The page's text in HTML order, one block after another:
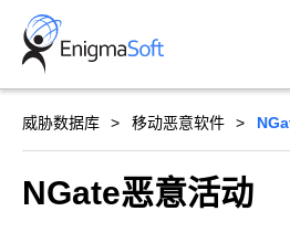
Skip
content
威胁数据库 移动恶意软件
NGate恶意活动